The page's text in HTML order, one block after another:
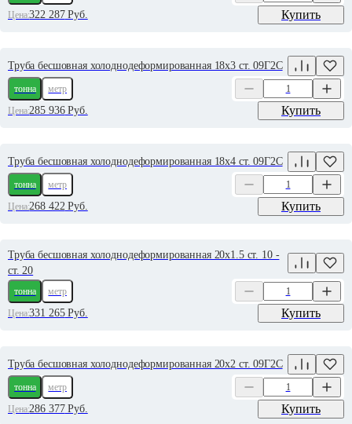
Цена:322 287Руб. Купить
Труба бесшовная холоднодеформированная 18х3 ст. 09Г2С
тонна
метр
Цена:285 936Руб. Купить
Труба бесшовная холоднодеформированная 18х4 ст. 09Г2С
тонна
метр
Цена:268 422Руб. Купить
Труба бесшовная холоднодеформированная 20х1.5 ст. 10 -
ст. 20
тонна
метр
Цена:331 265Руб. Купить
Труба бесшовная холоднодеформированная 20х2 ст. 09Г2С
тонна
метр
Цена:286 377Руб. Купить